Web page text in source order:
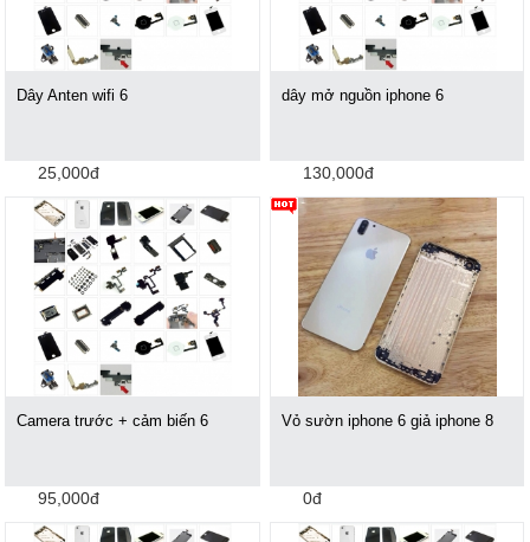
Dây Anten wifi 6
25,000đ
dây mở nguồn iphone 6
130,000đ
Camera trước + cảm biến 6
95,000đ
Vỏ sườn iphone 6 giả iphone 8
0đ